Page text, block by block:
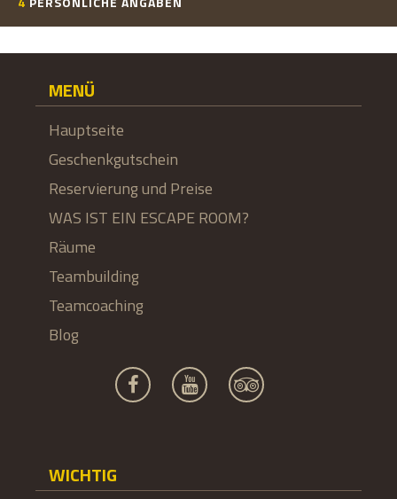
MENÜ
Hauptseite
Geschenkgutschein
Reservierung und Preise
WAS IST EIN ESCAPE ROOM?
Räume
Teambuilding
Teamcoaching
Blog
WICHTIG